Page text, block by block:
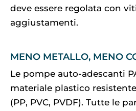
deve essere regolata con
aggiustamenti.
MENO METALLO, MENO
Le pompe auto-adescanti
materiale plastico
(PP, PVC, PVDF). Tutte le